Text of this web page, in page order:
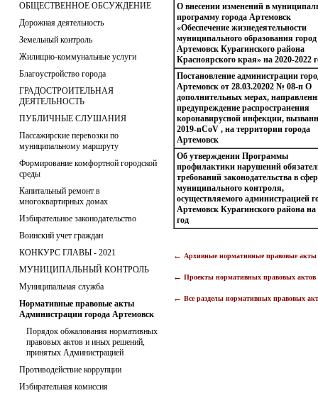
ОБЩЕСТВЕННОЕ ОБСУЖДЕНИЕ
Дорожная деятельность
Земельный контроль
Жилищно-коммунальные услуги
Благоустройство города
ГРАДОСТРОИТЕЛЬНАЯ
ДЕЯТЕЛЬНОСТЬ
ПУБЛИЧНЫЕ СЛУШАНИЯ
Пассажирские перевозки по
муниципальному маршруту
Формирование комфортной городской
среды
Капитальный ремонт в
многоквартирных домах
Избирательное законодательство
Воинский учет граждан
КОНКУРС ГЛАВЫ - 2021
МУНИЦИПАЛЬНЫЙ КОНТРОЛЬ
Муниципальная служба
Нормативные правовые акты
Администрации города Артемовск
Порядок обжалования нормативных
правовых актов и иных решений,
принятых Администрацией
Противодействие коррупции
Избирательная комиссия
О внесении изменений в
программу города Артемовск
«Обеспечение жизнедеятельности
муниципального образования город
Артемовск Курагинского района
Красноярского края» на 2020-2022
Постановление администрации
Артемовск от 28.03.20202 № 08-п О
дополнительных мерах,
предупреждение распространения
коронавирусной инфекции,
2019-nCoV , на территории города
Артемовск
Об утверждении Программы
профилактики нарушений
требований законодательства в
муниципального контроля,
осуществляемого администрацией
Артемовск Курагинского района на
год
← Архивные нормативные правовые
← Проекты нормативных правовых
← Все разделы нормативных правовых